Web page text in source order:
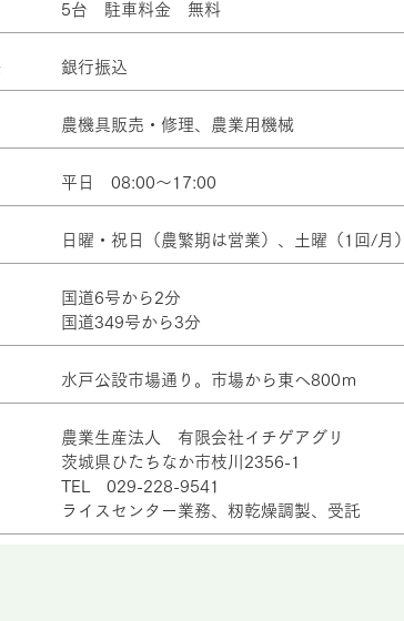
5台 駐車料金 無料
​銀行振込
農機具販売・修理、農業用機械
平日 08:00～17:00
日曜・祝日（農繁期は営業）、土曜（1回/月）
国道6号から2分
国道349号から3分
水戸公設市場通り。市場から東へ800ｍ
農業生産法人 有限会社イチゲアグリ
茨城県ひたちなか市枝川2356-1
TEL 029-228-9541
​ライスセンター業務、籾乾燥調製、受託